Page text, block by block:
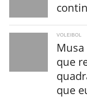
VOLEIBOL
que
que